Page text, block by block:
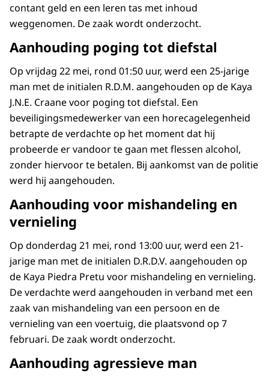
contant geld en een leren tas met inhoud
weggenomen. De zaak wordt onderzocht.
Aanhouding poging tot diefstal
Op vrijdag 22 mei, rond 01:50 uur, werd een 25-jarige
man met de initialen R.D.M. aangehouden op de Kaya
J.N.E. Craane voor poging tot diefstal. Een
beveiligingsmedewerker van een horecagelegenheid
betrapte de verdachte op het moment dat hij
probeerde er vandoor te gaan met flessen alcohol,
zonder hiervoor te betalen. Bij aankomst van de politie
werd hij aangehouden.
Aanhouding voor mishandeling en
vernieling
Op donderdag 21 mei, rond 13:00 uur, werd een 21-
jarige man met de initialen D.R.D.V. aangehouden op
de Kaya Piedra Pretu voor mishandeling en vernieling.
De verdachte werd aangehouden in verband met een
zaak van mishandeling van een persoon en de
vernieling van een voertuig, die plaatsvond op 7
februari. De zaak wordt onderzocht.
Aanhouding agressieve man